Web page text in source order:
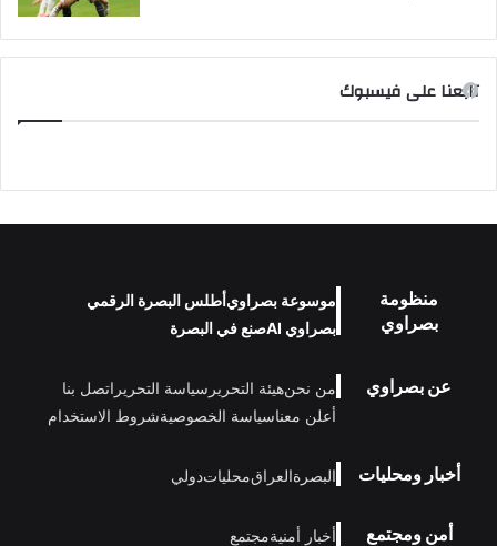
تابعنا على فيسبوك
منظومة
بصراوي
موسوعة بصراويأطلس البصرة الرقمي
بصراوي AI
صنع في البصرة
عن بصراوي من نحنهيئة التحرير سياسة التحرير اتصل بنا
أعلن معناسياسة الخصوصيةشروط الاستخدام
أخبار ومحليات البصرةالعراقمحلياتدولي
أمن ومجتمع أخبار أمنيةمجتمع